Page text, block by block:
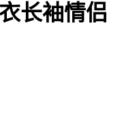
长袖情侣